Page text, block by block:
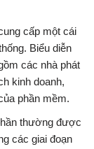
cấp một cái
Biểu diễn
các nhà phát
kinh doanh,
phần mềm.
thường được
các giai đoạn